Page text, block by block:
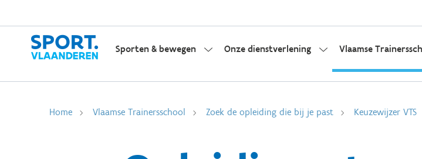
Sporten & bewegen Onze dienstverlening Vlaamse
Home Vlaamse Trainersschool Zoek de opleiding die bij je past Keuzewijzer VTS